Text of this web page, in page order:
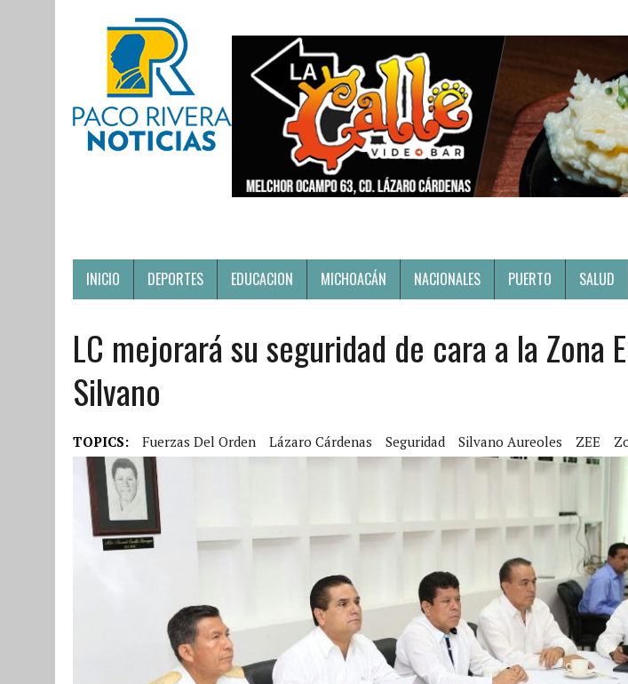
INICIO DEPORTES EDUCACION MICHOACÁN NACIONALES PUERTO SALUD
LC mejorará su seguridad de cara a la Zona
Silvano
TOPICS: Fuerzas Del Orden Lázaro Cárdenas Seguridad Silvano Aureoles ZEE